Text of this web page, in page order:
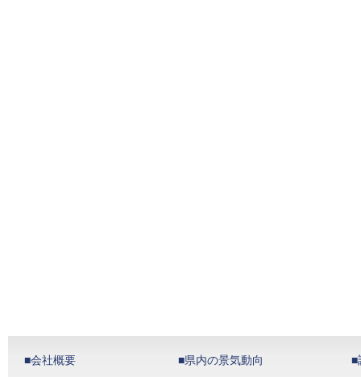
■会社概要
■県内の景気動向
■